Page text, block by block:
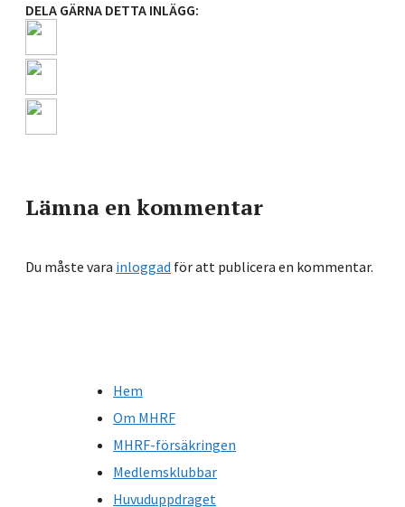
DELA GÄRNA DETTA INLÄGG:
Lämna en kommentar
Du måste vara inloggad för att publicera en kommentar.
Hem
Om MHRF
MHRF-försäkringen
Medlemsklubbar
Huvuduppdraget